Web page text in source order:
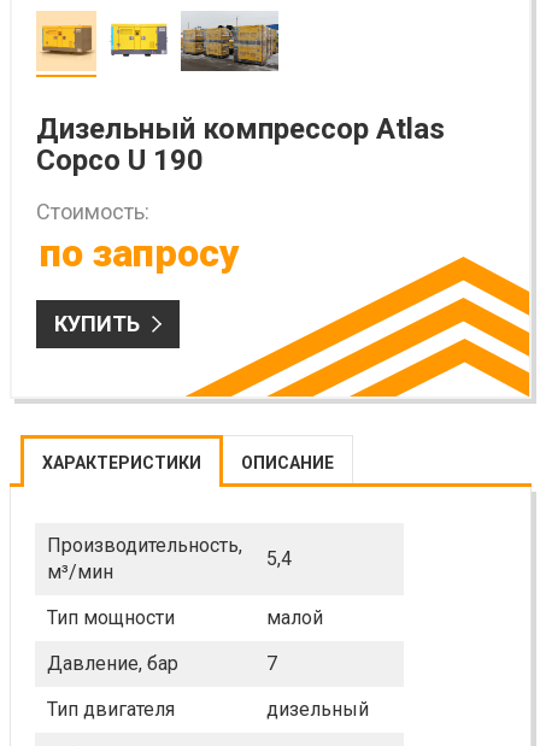
Дизельный компрессор Atlas
Copco U 190
Стоимость:
по запросу
КУПИТЬ
ХАРАКТЕРИСТИКИ ОПИСАНИЕ
Производительность,
м³/мин
5,4
Тип мощности
малой
Давление, бар
7
Тип двигателя
дизельный